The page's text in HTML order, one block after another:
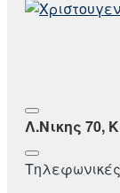
Λ.Νικης 70,